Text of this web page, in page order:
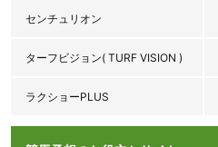
センチュリオン
ターフビジョン( TURF VISION )
ラクショーPLUS